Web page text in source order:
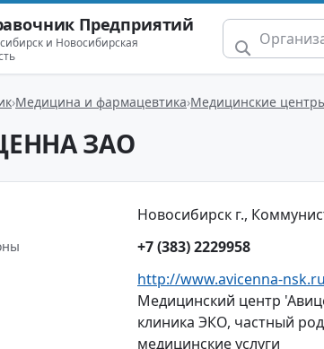
Предприятий
и Новосибирская
Медицина и фармацевтика Медицинские
ЗАО
Новосибирск г.,
+7 (383) 2229958
http://www.avicenna-nsk.ru
Медицинский центр
клиника ЭКО, частный
медицинские услуги